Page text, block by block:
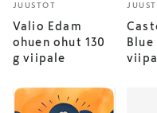
JUUSTOT
Valio Edam
ohuen ohut 130
g viipale
Blue